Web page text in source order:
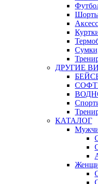
ДРУГИЕ
КАТАЛОГ